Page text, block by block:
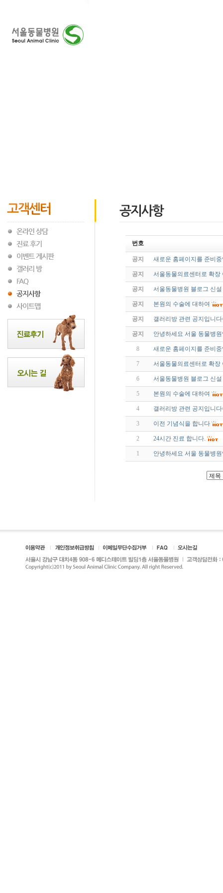
번호
공지 새로운 홈페이지를 준비
공지 서울동물의료센터로 확장
공지 서울동물병원 블로그 신
공지 본원의 수술에 대하여
공지 갤러리방 관련 공지입니
공지 안녕하세요 서울 동물병
8 새로운 홈페이지를 준비
7 서울동물의료센터로 확장
6 서울동물병원 블로그 신
5 본원의 수술에 대하여
4 갤러리방 관련 공지입니
3 이전 기념식을 합니다
2 24시간 진료 합니다.
1 안녕하세요 서울 동물병